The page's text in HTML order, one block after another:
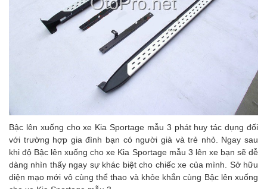
Bậc lên xuống cho xe Kia Sportage mẫu 3 phát huy tác dụng đối
với trường hợp gia đình bạn có người già và trẻ nhỏ. Ngay sau
khi độ Bậc lên xuống cho xe Kia Sportage mẫu 3 lên xe bạn sẽ dễ
dàng nhìn thấy ngay sự khác biệt cho chiếc xe của mình. Sở hữu
diện mạo mới vô cùng thể thao và khỏe khắn cùng Bậc lên xuống